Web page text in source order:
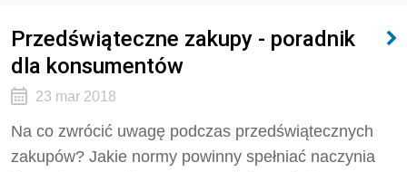
Przedświąteczne zakupy - poradnik
dla konsumentów
23 mar 2018
Na co zwrócić uwagę podczas przedświątecznych
zakupów? Jakie normy powinny spełniać naczynia